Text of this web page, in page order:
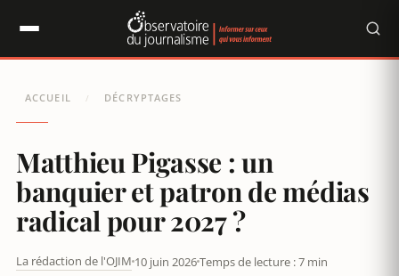
ACCUEIL / DÉCRYPTAGES
Matthieu Pigasse : un
banquier et patron de médias
radical pour 2027 ?
La rédaction de l'OJIM 10 juin 2026Temps de lecture : 7 min
Panneau de gestion des cookies